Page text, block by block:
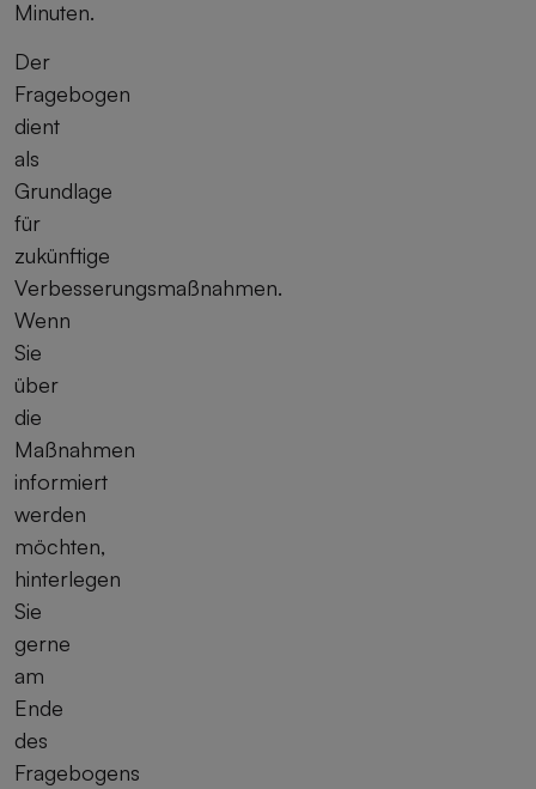
Minuten.
Der
Fragebogen
dient
als
Grundlage
für
zukünftige
Verbesserungsmaßnahmen.
Wenn
Sie
über
die
Maßnahmen
informiert
werden
möchten,
hinterlegen
Sie
gerne
am
Ende
des
Fragebogens